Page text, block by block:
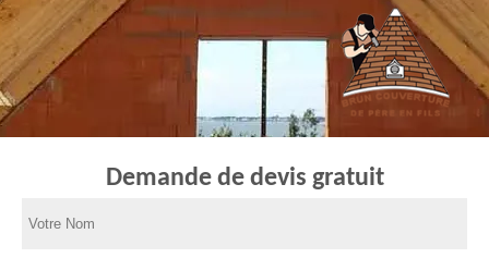
Demande de devis gratuit